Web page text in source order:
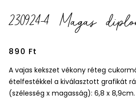
230924-4 Magas
890 Ft
A vajas kekszet vékony réteg
ételfestékkel a kiválasztott grafikát
(szélesség x magasság): 6,8 x 8,9cm.